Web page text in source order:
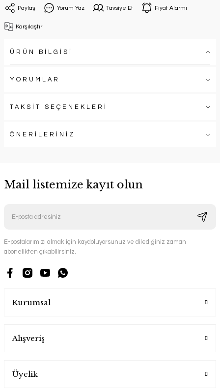
Paylaş Yorum Yaz Tavsiye Et Fiyat Alarmı
Karşılaştır
ÜRÜN BİLGİSİ
YORUMLAR
TAKSİT SEÇENEKLERİ
ÖNERİLERİNİZ
Mail listemize kayıt olun
E-postalarımızı almak için kaydoluyorsunuz ve dilediğiniz zaman
abonelikten çıkabilirsiniz.
Kurumsal
Alışveriş
Üyelik